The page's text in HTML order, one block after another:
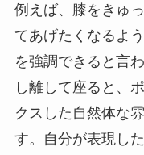
例えば、膝をきゅ
てあげたくなるよ
を強調できると言
し離して座ると、
クスした自然体な
す。自分が表現し